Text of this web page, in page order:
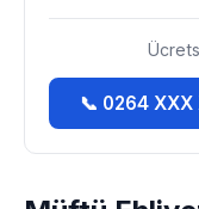
📞 0264 XXX